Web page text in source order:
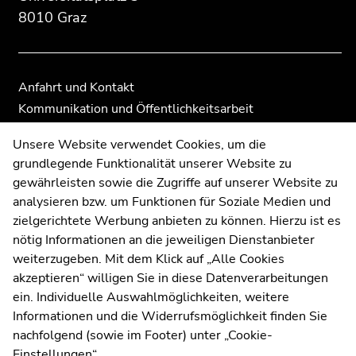
8010 Graz
Anfahrt und Kontakt
Kommunikation und Öffentlichkeitsarbeit
UNIGRAZonline
Impressum
Datenschutzerklärung
Cookie-Einstellungen
Barrierefreiheitserklärung
WetterstationUni Graz
Unsere Website verwendet Cookies, um die
grundlegende Funktionalität unserer Website zu
gewährleisten sowie die Zugriffe auf unserer Website zu
analysieren bzw. um Funktionen für Soziale Medien und
zielgerichtete Werbung anbieten zu können. Hierzu ist es
nötig Informationen an die jeweiligen Dienstanbieter
weiterzugeben. Mit dem Klick auf „Alle Cookies
akzeptieren“ willigen Sie in diese Datenverarbeitungen
ein. Individuelle Auswahlmöglichkeiten, weitere
Informationen und die Widerrufsmöglichkeit finden Sie
nachfolgend (sowie im Footer) unter „Cookie-